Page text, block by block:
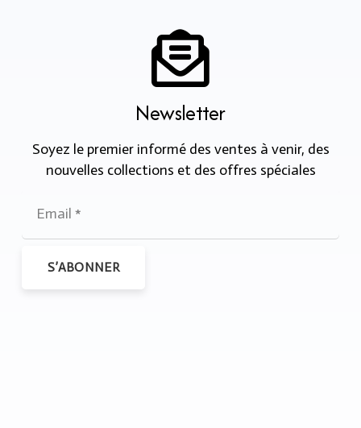
Newsletter
Soyez le premier informé des ventes à venir, des
nouvelles collections et des offres spéciales
S’ABONNER